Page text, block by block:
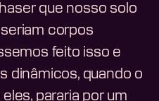
que nosso solo
corpos
feito isso e
dinâmicos, quando o
pararia por um